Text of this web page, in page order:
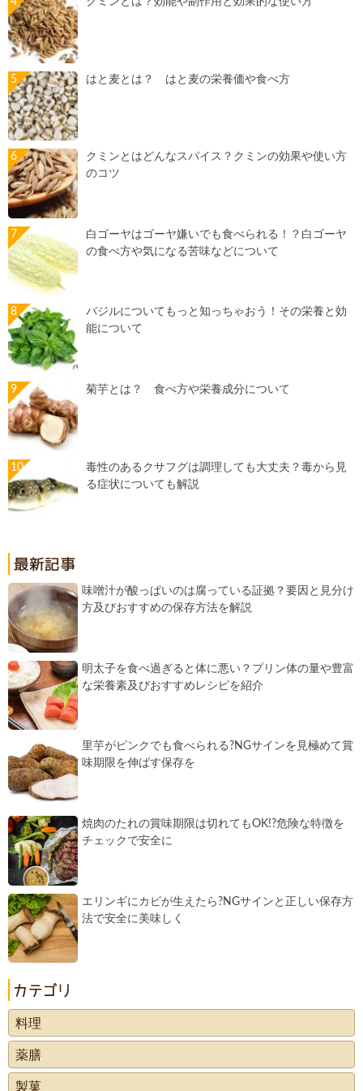
はと麦とは？ はと麦の栄養価や食べ方
クミンとはどんなスパイス？クミンの効果や使い方
のコツ
白ゴーヤはゴーヤ嫌いでも食べられる！？白ゴーヤ
の食べ方や気になる苦味などについて
バジルについてもっと知っちゃおう！その栄養と効
能について
菊芋とは？ 食べ方や栄養成分について
毒性のあるクサフグは調理しても大丈夫？毒から見
る症状についても解説
味噌汁が酸っぱいのは腐っている証拠？要因と見分け
方及びおすすめの保存方法を解説
明太子を食べ過ぎると体に悪い？プリン体の量や豊富
な栄養素及びおすすめレシピを紹介
里芋がピンクでも食べられる?NGサインを見極めて賞
味期限を伸ばす保存を
焼肉のたれの賞味期限は切れてもOK!?危険な特徴を
チェックで安全に
エリンギにカビが生えたら?NGサインと正しい保存方
法で安全に美味しく
料理
薬膳
製菓